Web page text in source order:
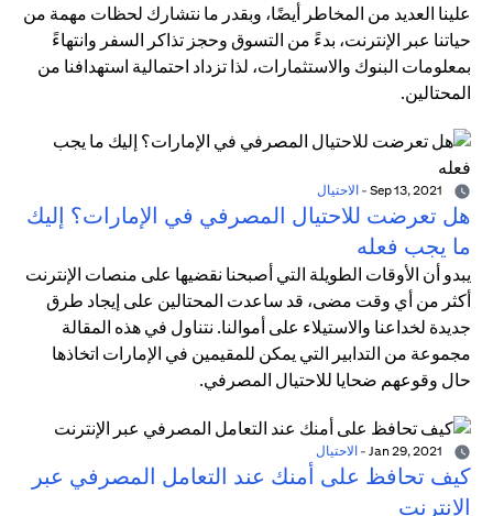
علينا العديد من المخاطر أيضًا، وبقدر ما نتشارك لحظات مهمة من
حياتنا عبر الإنترنت، بدءً من التسوق وحجز تذاكر السفر وانتهاءً
بمعلومات البنوك والاستثمارات، لذا تزداد احتمالية استهدافنا من
المحتالين.
- الاحتيال
هل تعرضت للاحتيال المصرفي في الإمارات؟ إليك
ما يجب فعله
يبدو أن الأوقات الطويلة التي أصبحنا نقضيها على منصات الإنترنت
أكثر من أي وقت مضى، قد ساعدت المحتالين على إيجاد طرق
جديدة لخداعنا والاستيلاء على أموالنا. نتناول في هذه المقالة
مجموعة من التدابير التي يمكن للمقيمين في الإمارات اتخاذها
حال وقوعهم ضحايا للاحتيال المصرفي.
- الاحتيال
كيف تحافظ على أمنك عند التعامل المصرفي عبر
الإنترنت